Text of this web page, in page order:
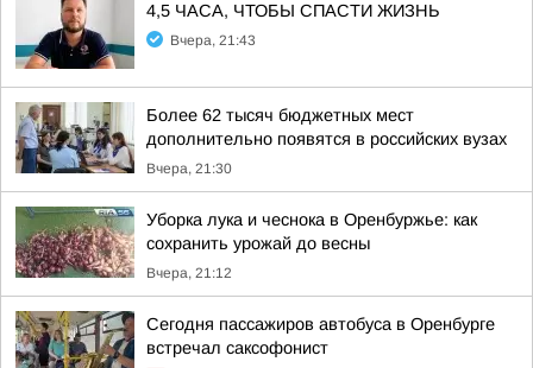
4,5 ЧАСА, ЧТОБЫ СПАСТИ ЖИЗНЬ
Вчера, 21:43
Более 62 тысяч бюджетных мест
дополнительно появятся в российских вузах
Вчера, 21:30
Уборка лука и чеснока в Оренбуржье: как
сохранить урожай до весны
Вчера, 21:12
Сегодня пассажиров автобуса в Оренбурге
встречал саксофонист